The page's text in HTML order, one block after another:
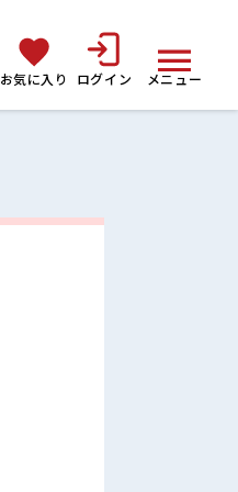
お気に入り ログイン メニュー